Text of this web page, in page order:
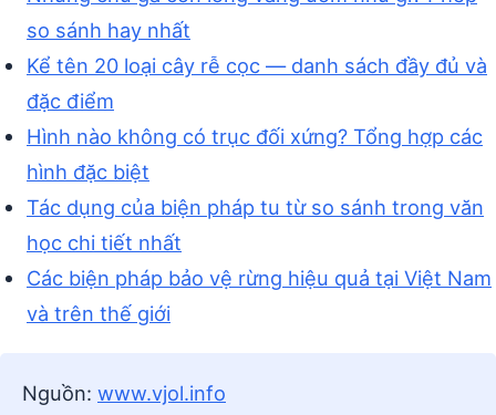
so sánh hay nhất
Kể tên 20 loại cây rễ cọc — danh sách đầy đủ và
đặc điểm
Hình nào không có trục đối xứng? Tổng hợp các
hình đặc biệt
Tác dụng của biện pháp tu từ so sánh trong văn
học chi tiết nhất
Các biện pháp bảo vệ rừng hiệu quả tại Việt Nam
và trên thế giới
Nguồn: www.vjol.info